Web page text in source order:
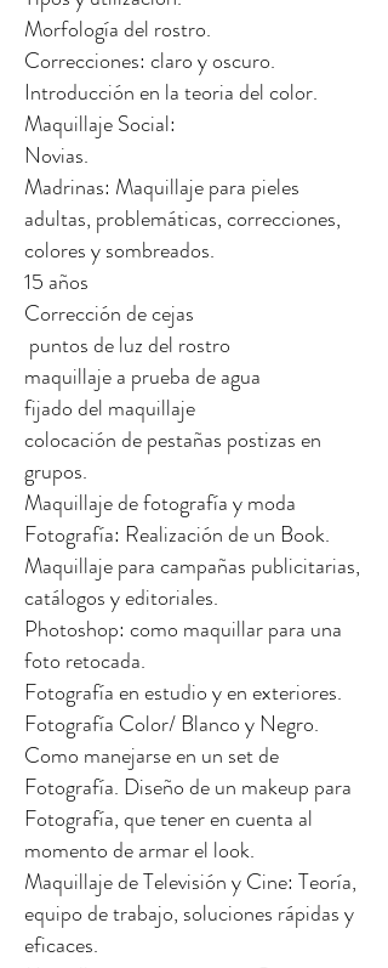
Morfología del rostro.
Correcciones: claro y oscuro.
Introducción en la teoria del color.
Maquillaje Social:
Novias.
Madrinas: Maquillaje para pieles
adultas, problemáticas, correcciones,
colores y sombreados.
15 años
Corrección de cejas
puntos de luz del rostro
maquillaje a prueba de agua
fijado del maquillaje
colocación de pestañas postizas en
grupos.
Maquillaje de fotografía y moda
Fotografía: Realización de un Book.
Maquillaje para campañas publicitarias,
catálogos y editoriales.
Photoshop: como maquillar para una
foto retocada.
Fotografía en estudio y en exteriores.
Fotografía Color/ Blanco y Negro.
Como manejarse en un set de
Fotografía. Diseño de un makeup para
Fotografía, que tener en cuenta al
momento de armar el look.
Maquillaje de Televisión y Cine: Teoría,
equipo de trabajo, soluciones rápidas y
eficaces.